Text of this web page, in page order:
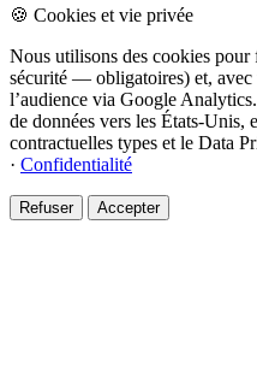
🍪 Cookies et vie privée
Nous utilisons des cookies pour
sécurité — obligatoires) et, avec
l’audience via Google
de données vers les États-Unis,
contractuelles types et le Data
· Confidentialité
Refuser Accepter